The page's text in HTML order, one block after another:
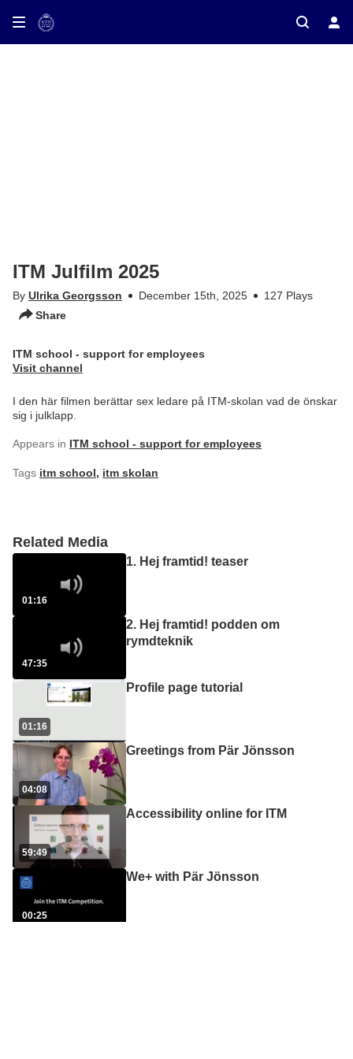
on TV
Related Media
01:16
1. Hej framtid! teaser
47:35
2. Hej framtid! podden om
rymdteknik
01:16
Profile page tutorial
04:08
Greetings from Pär Jönsson
59:49
Accessibility online for ITM
00:25
We+ with Pär Jönsson
ITM Julfilm 2025
By Ulrika Georgsson December 15th, 2025
127 Plays
Share
ITM school - support for employees
Visit channel
I den här filmen berättar sex ledare på ITM-skolan vad de önskar
sig i julklapp.
Appears in ITM school - support for employees
Tags itm school, itm skolan